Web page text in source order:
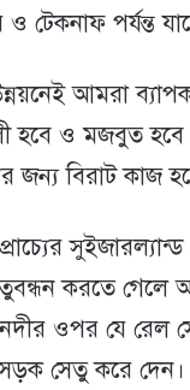
ও টেকনাফ পর্যন্ত
আমরা ব্যাপক
ও মজবুত হবে।
জন্য বিরাট কাজ
করতে গেলে
নদীর ওপর যে রেল
সেতু করে